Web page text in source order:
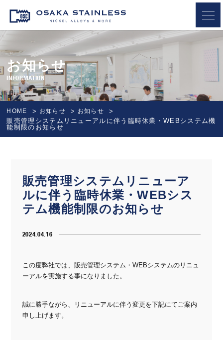
OSAKA STAINLESS
お知らせ
INFORMATION
HOME お知らせ お知らせ
販売管理システムリニューアルに伴う臨時休業・WEBシステム機
能制限のお知らせ
販売管理システムリニューア
ルに伴う臨時休業・WEBシス
テム機能制限のお知らせ
2024.04.16
この度弊社では、販売管理システム・WEBシステムのリニュ
ーアルを実施する事になりました。
誠に勝手ながら、リニューアルに伴う変更を下記にてご案内
申し上げます。